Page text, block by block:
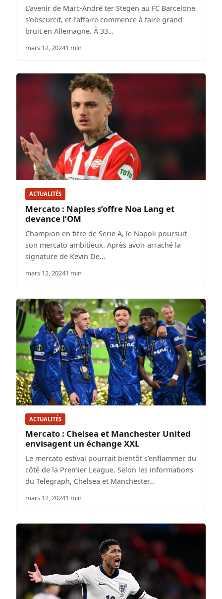
L’avenir de Marc-André ter Stegen au FC Barcelone
s’obscurcit, et l’affaire commence à faire grand
bruit en Allemagne. À 33…
mars 12, 20241 min
ACTUALITÉS
Mercato : Naples s’offre Noa Lang et
devance l’OM
Champion en titre de Serie A, le Napoli poursuit
son mercato ambitieux. Après avoir arraché la
signature de Kevin De…
mars 12, 20241 min
ACTUALITÉS
Mercato : Chelsea et Manchester United
envisagent un échange XXL
Le mercato estival pourrait bientôt s’enflammer du
côté de la Premier League. Selon les informations
du Telegraph, Chelsea et Manchester…
mars 12, 20241 min